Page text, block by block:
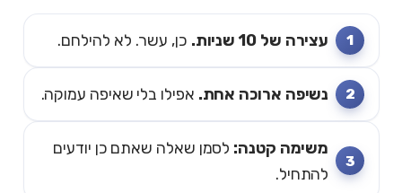
עצירה של 10 שניות. כן, עשר. לא להילחם.
נשיפה ארוכה אחת. אפילו בלי שאיפה עמוקה.
משימה קטנה: לסמן שאלה שאתם כן יודעים
להתחיל.